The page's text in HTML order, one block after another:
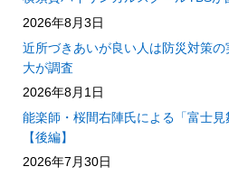
2026年8月3日
近所づきあいが良い人は防災対策
大が調査
2026年8月1日
能楽師・桜間右陣氏による「富士
【後編】
2026年7月30日